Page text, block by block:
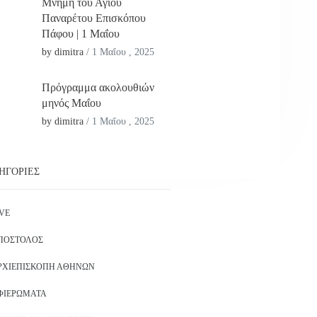
Μνήμη του Αγίου
Παναρέτου Επισκόπου
Πάφου | 1 Μαΐου
by dimitra / 1 Μαΐου , 2025
Πρόγραμμα ακολουθιών
μηνός Μαΐου
by dimitra / 1 Μαΐου , 2025
ΑΘΗΝΏΝ